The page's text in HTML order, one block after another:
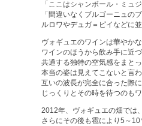
「ここはシャンボール・ミュ
「間違いなくブルゴーニュの
ルロワやデュガ＝ピイなどに
ヴォギュエのワインは華やか
ワインのほうから飲み手に近
共通する独特の空気感をまと
本当の姿は見えてこないと言
互いの波長が完全に合った際
じっくりとその時を待つのも
2012年、ヴォギュエの畑では
さらにその後も雹により5～